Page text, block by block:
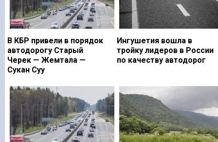
В КБР привели в порядок
автодорогу Старый
Черек — Жемтала —
Сукан Суу
Ингушетия вошла в
тройку лидеров в России
по качеству автодорог